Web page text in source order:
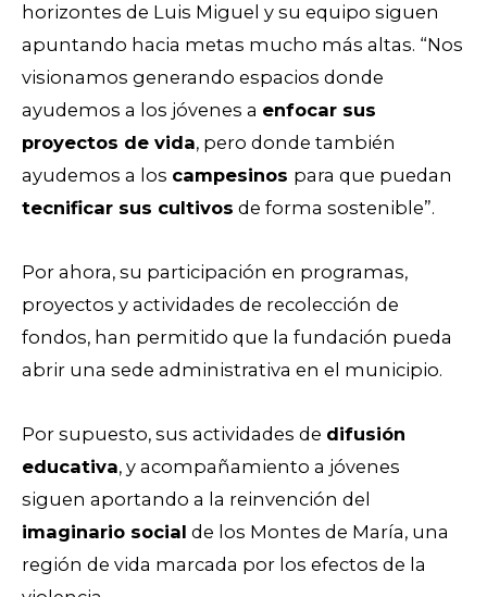
horizontes de Luis Miguel y su equipo siguen
apuntando hacia metas mucho más altas. “Nos
visionamos generando espacios donde
ayudemos a los jóvenes a enfocar sus
proyectos de vida, pero donde también
ayudemos a los campesinos para que puedan
tecnificar sus cultivos de forma sostenible”.
Por ahora, su participación en programas,
proyectos y actividades de recolección de
fondos, han permitido que la fundación pueda
abrir una sede administrativa en el municipio.
Por supuesto, sus actividades de difusión
educativa, y acompañamiento a jóvenes
siguen aportando a la reinvención del
imaginario social de los Montes de María, una
región de vida marcada por los efectos de la